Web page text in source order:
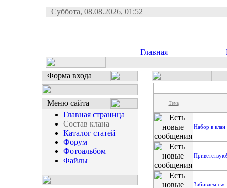
Суббота, 08.08.2026, 01:52
Главная
Форма входа
Меню сайта
Главная страница
Состав клана
Каталог статей
Форум
Фотоальбом
Файлы
Тема
Набор в клан
Забиваем cw